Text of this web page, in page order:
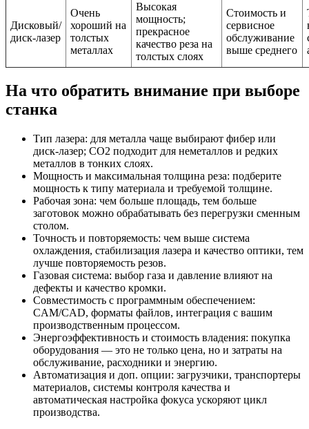
Дисковый/
диск-лазер
Очень
хороший на
толстых
металлах
Высокая
мощность;
прекрасное
качество реза на
толстых слоях
Стоимость и
сервисное
обслуживание
выше среднего
На что обратить внимание при выборе
станка
Тип лазера: для металла чаще выбирают фибер или
диск‑лазер; CO2 подходит для неметаллов и редких
металлов в тонких слоях.
Мощность и максимальная толщина реза: подберите
мощность к типу материала и требуемой толщине.
Рабочая зона: чем больше площадь, тем больше
заготовок можно обрабатывать без перегрузки сменным
столом.
Точность и повторяемость: чем выше система
охлаждения, стабилизация лазера и качество оптики, тем
лучше повторяемость резов.
Газовая система: выбор газа и давление влияют на
дефекты и качество кромки.
Совместимость с программным обеспечением:
CAM/CAD, форматы файлов, интеграция с вашим
производственным процессом.
Энергоэффективность и стоимость владения: покупка
оборудования — это не только цена, но и затраты на
обслуживание, расходники и энергию.
Автоматизация и доп. опции: загрузчики, транспортеры
материалов, системы контроля качества и
автоматическая настройка фокуса ускоряют цикл
производства.